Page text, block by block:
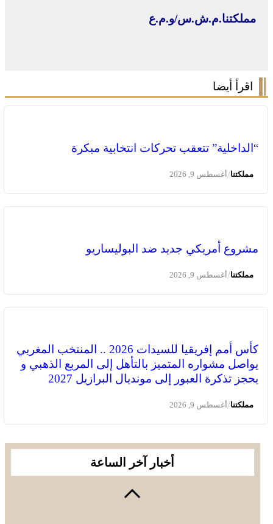
مملكتنا.م.ش.س/و.م.ع
اقرأ أيضا
“الداخلية” تتعقب تحركات انتخابية مبكرة
مملكتنا/أغسطس 9, 2026
مشروع أمريكي جديد ضد البوليساريو
مملكتنا/أغسطس 9, 2026
كأس أمم إفريقيا للسيدات 2026 .. المنتخب المغربي
يواصل مشواره المتميز بالتأهل إلى المربع الذهبي و
يحجز تذكرة العبور إلى مونديال البرازيل 2027
مملكتنا/أغسطس 9, 2026
أخبار آخر الساعة
“الداخلية” تتعقب تحركات انتخابية مبكرة